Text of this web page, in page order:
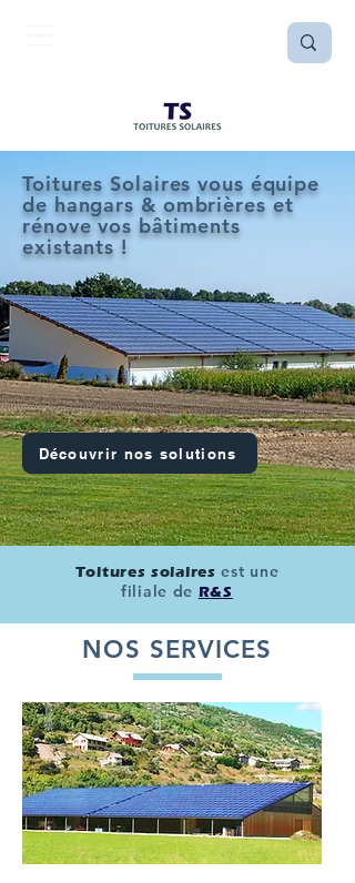
Toitures Solaires vous équipe
de hangars & ombrières et
rénove vos bâtiments
existants !
Découvrir nos solutions
Toitures solaires est une
filiale de R&S
NOS SERVICES